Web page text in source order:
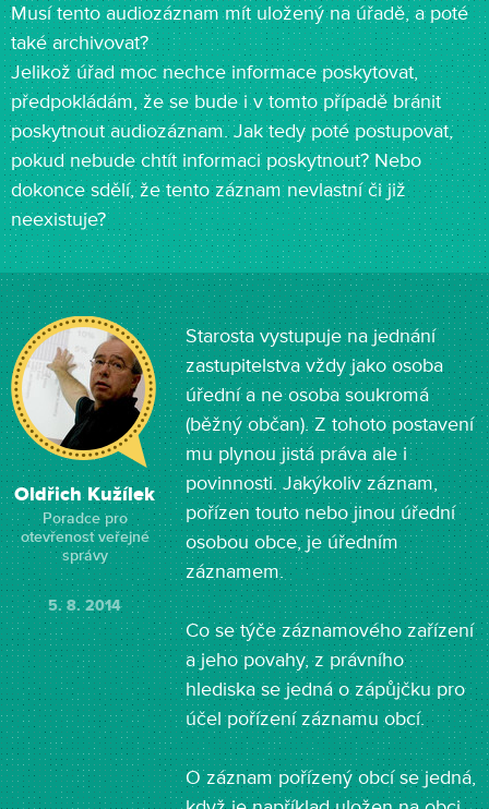
Musí tento audiozáznam mít uložený na úřadě, a poté
také archivovat?
Jelikož úřad moc nechce informace poskytovat,
předpokládám, že se bude i v tomto případě bránit
poskytnout audiozáznam. Jak tedy poté postupovat,
pokud nebude chtít informaci poskytnout? Nebo
dokonce sdělí, že tento záznam nevlastní či již
neexistuje?
Oldřich Kužílek
Poradce pro
otevřenost veřejné
správy
5. 8. 2014
Starosta vystupuje na jednání
zastupitelstva vždy jako osoba
úřední a ne osoba soukromá
(běžný občan). Z tohoto postavení
mu plynou jistá práva ale i
povinnosti. Jakýkoliv záznam,
pořízen touto nebo jinou úřední
osobou obce, je úředním
záznamem.
Co se týče záznamového zařízení
a jeho povahy, z právního
hlediska se jedná o zápůjčku pro
účel pořízení záznamu obcí.
O záznam pořízený obcí se jedná,